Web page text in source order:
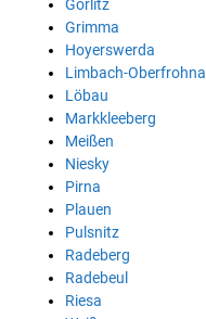
Görlitz
Grimma
Hoyerswerda
Limbach-Oberfrohna
Löbau
Markkleeberg
Meißen
Niesky
Pirna
Plauen
Pulsnitz
Radeberg
Radebeul
Riesa